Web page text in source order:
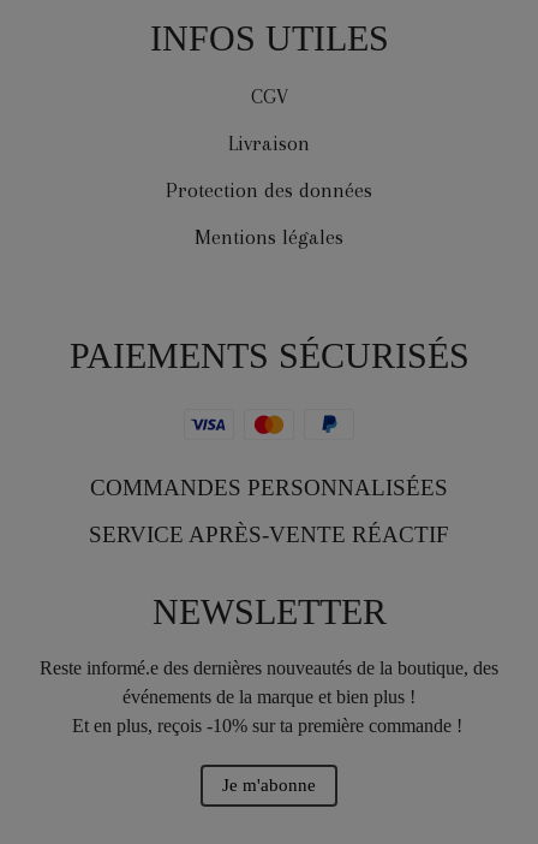
INFOS UTILES
CGV
Livraison
Protection des données
Mentions légales
PAIEMENTS SÉCURISÉS
COMMANDES PERSONNALISÉES
SERVICE APRÈS-VENTE RÉACTIF
NEWSLETTER
Reste informé.e des dernières nouveautés de la boutique, des
événements de la marque et bien plus !
Et en plus, reçois -10% sur ta première commande !
Je m'abonne